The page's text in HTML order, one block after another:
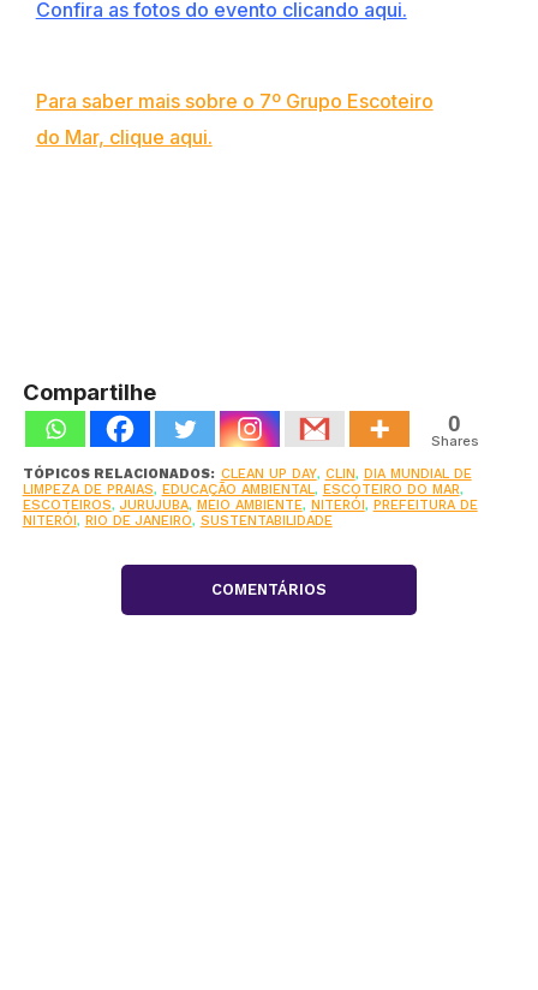
Confira as fotos do evento clicando aqui.
Para saber mais sobre o 7º Grupo Escoteiro
do Mar, clique aqui.
Compartilhe
0
Shares
TÓPICOS RELACIONADOS: CLEAN UP DAY, CLIN, DIA MUNDIAL DE
LIMPEZA DE PRAIAS, EDUCAÇÃO AMBIENTAL, ESCOTEIRO DO MAR,
ESCOTEIROS, JURUJUBA, MEIO AMBIENTE, NITERÓI, PREFEITURA DE
NITERÓI, RIO DE JANEIRO, SUSTENTABILIDADE
COMENTÁRIOS